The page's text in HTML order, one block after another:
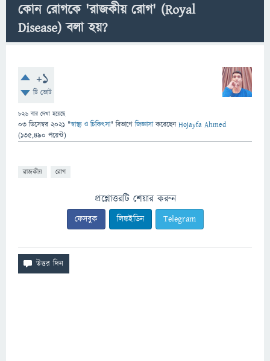
কোন রোগকে 'রাজকীয় রোগ' (Royal
Disease) বলা হয়?
+1
টি ভোট
826 বার দেখা হয়েছে
03 ডিসেম্বর 2021 "স্বাস্থ্য ও চিকিৎসা" বিভাগে জিজ্ঞাসাকরেছেনHojayfa Ahmed
(135,490 পয়েন্ট)
রাজকীয় রোগ
প্রশ্নোত্তরটি শেয়ার করুন
ফেসবুক লিঙ্কইডিন Telegram